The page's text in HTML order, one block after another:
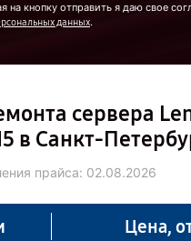
на кнопку отправить я даю свое
данных.
сервера
в Санкт-
прайса: 02.08.2026
Цена,